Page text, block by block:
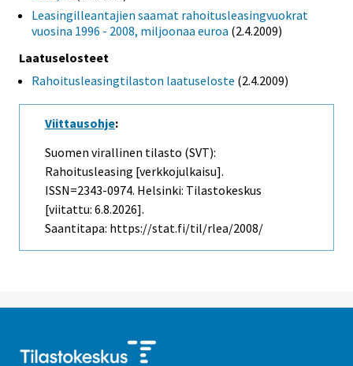
Leasingilleantajien saamat rahoitusleasingvuokrat
vuosina 1996 - 2008, miljoonaa euroa (2.4.2009)
Laatuselosteet
Rahoitusleasingtilaston laatuseloste (2.4.2009)
Viittausohje:
Suomen virallinen tilasto (SVT):
Rahoitusleasing [verkkojulkaisu].
ISSN=2343-0974. Helsinki: Tilastokeskus
[viitattu: 6.8.2026].
Saantitapa: https://stat.fi/til/rlea/2008/